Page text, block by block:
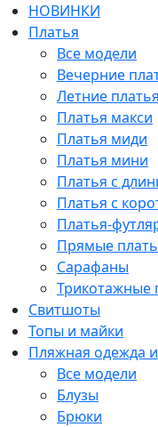
НОВИНКИ
Платья
Все модели
Вечерние
Летние платья
Платья макси
Платья миди
Платья мини
Платья с
Платья с
Платья-
Прямые
Сарафаны
Трикотажные
Свитшоты
Топы и майки
Пляжная одежда
Все модели
Блузы
Брюки